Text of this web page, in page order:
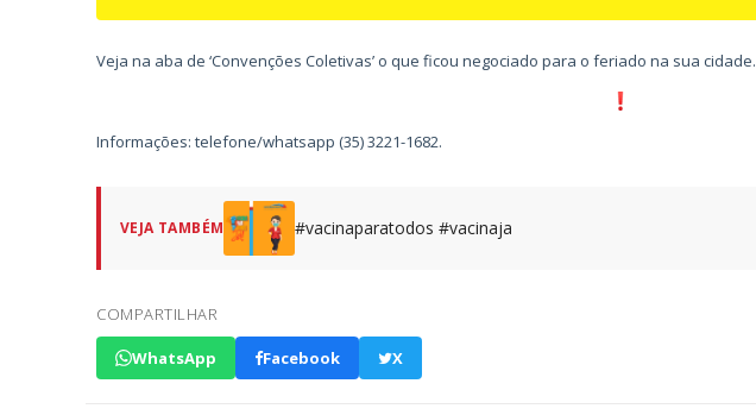
Veja na aba de ‘Convenções Coletivas’ o que ficou negociado para o feriado na sua cidade.
Informações: telefone/whatsapp (35) 3221-1682.
VEJA TAMBÉM #vacinaparatodos #vacinaja
COMPARTILHAR
WhatsApp Facebook X